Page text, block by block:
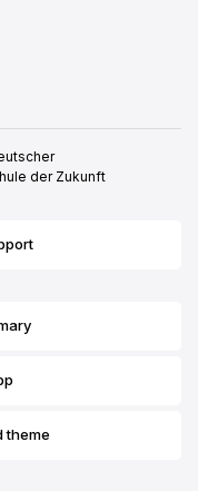
der Zukunft
theme